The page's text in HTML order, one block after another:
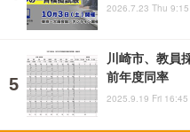
2026.7.23 Thu 9:15
川崎市、教員
前年度同率
2025.9.19 Fri 16:45